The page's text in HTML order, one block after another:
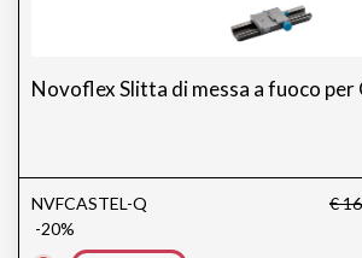
Novoflex Slitta di messa a fuoco per
NVFCASTEL-Q
-20%
€